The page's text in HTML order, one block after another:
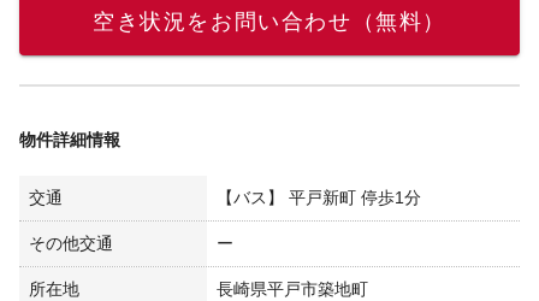
空き状況をお問い合わせ（無料）
物件詳細情報
交通 【バス】 平戸新町 停歩1分
その他交通 ー
所在地 長崎県平戸市築地町